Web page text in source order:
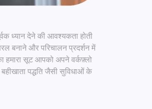
ध्यान देने की आवश्यकता होती
बनाने और परिचालन प्रदर्शन में
हमारा सूट आपको अपने वर्कफ़्लो
पद्धति जैसी सुविधाओं के